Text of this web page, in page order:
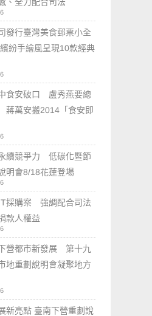
發行臺灣美食郵票小全
紛手繪風呈現10款經典
食安破口 盧秀燕要總
萬安搬2014「食安即
續競爭力 低碳化暨節
明會8/18花蓮登場
採購案 強調配合司法
款人權益
營都市新發展 第十九
地重劃說明會凝聚地方
新亮點 臺南下營重劃說